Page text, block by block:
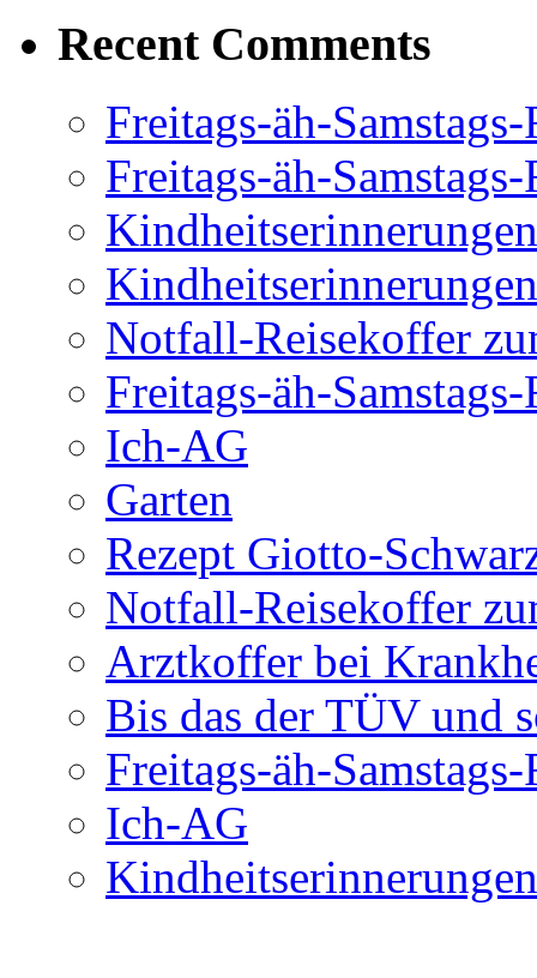
Recent Comments
Freitags-äh-
Freitags-äh-
Kindheitserinnerungen
Kindheitserinnerungen
Notfall-Reisekoffer
Freitags-äh-
Ich-AG
Garten
Rezept Giotto-
Notfall-Reisekoffer
Arztkoffer bei
Bis das der TÜV und
Freitags-äh-
Ich-AG
Kindheitserinnerungen